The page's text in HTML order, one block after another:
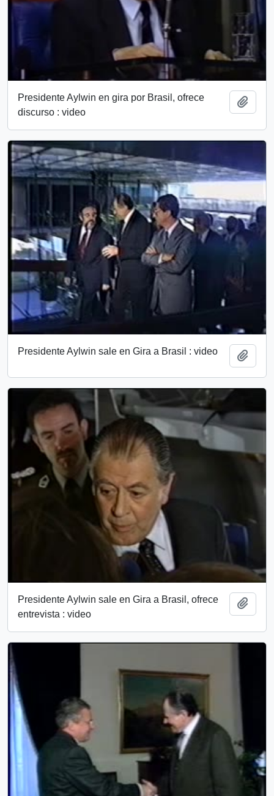
Presidente Aylwin en gira por Brasil, ofrece
discurso : video
Presidente Aylwin sale en Gira a Brasil : video
Presidente Aylwin sale en Gira a Brasil, ofrece
entrevista : video